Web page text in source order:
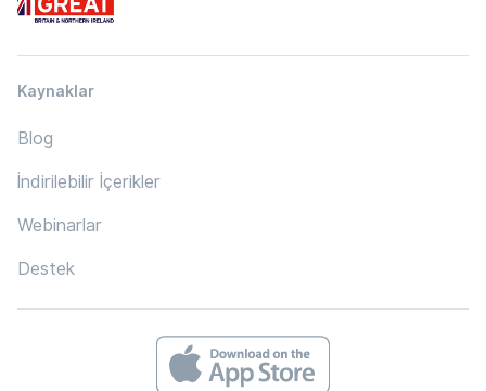
Kaynaklar
Blog
İndirilebilir İçerikler
Webinarlar
Destek